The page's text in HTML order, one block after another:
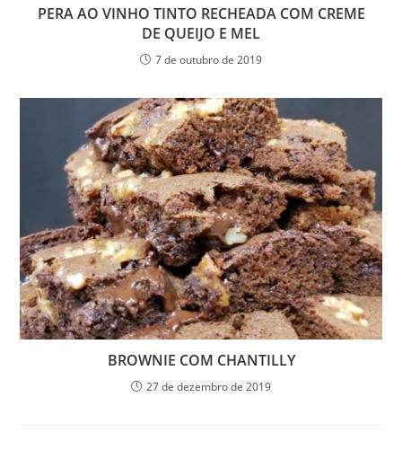
PERA AO VINHO TINTO RECHEADA COM CREME
DE QUEIJO E MEL
7 de outubro de 2019
BROWNIE COM CHANTILLY
27 de dezembro de 2019